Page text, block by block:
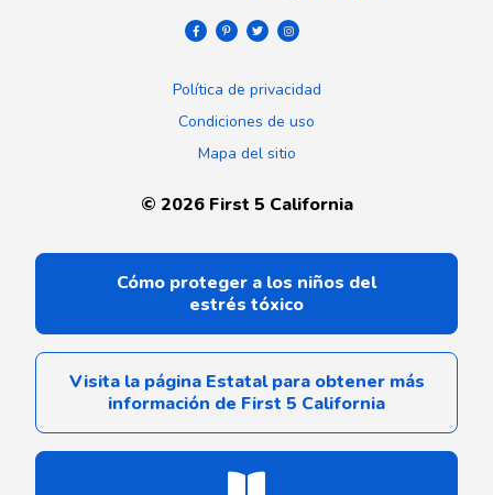
Política de privacidad
Condiciones de uso
Mapa del sitio
© 2026First 5 California
Cómo proteger a los niños del
estrés tóxico
Visita la página Estatal para obtener más
información de First 5 California